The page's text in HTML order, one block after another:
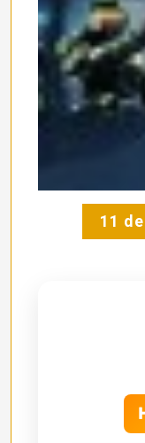
11